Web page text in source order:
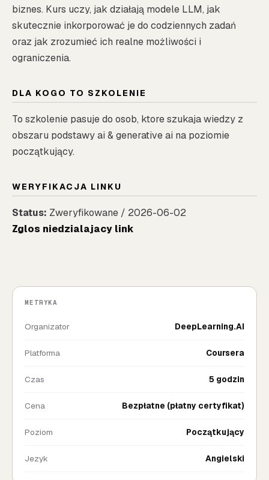
biznes. Kurs uczy, jak działają modele LLM, jak
skutecznie inkorporować je do codziennych zadań
oraz jak zrozumieć ich realne możliwości i
ograniczenia.
DLA KOGO TO SZKOLENIE
To szkolenie pasuje do osob, ktore szukaja wiedzy z
obszaru podstawy ai & generative ai na poziomie
początkujący.
WERYFIKACJA LINKU
Status: Zweryfikowane / 2026-06-02
Zglos niedzialajacy link
METRYKA
Organizator DeepLearning.AI
Platforma Coursera
Czas 5 godzin
Cena Bezpłatne (płatny certyfikat)
Poziom Początkujący
Jezyk Angielski